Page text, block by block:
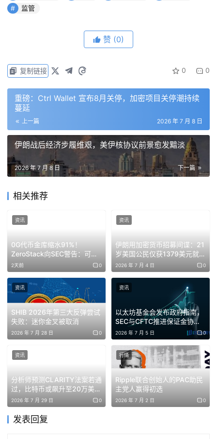
以及将与美国商品期货交易委员会（CFTC）签署谅解备忘
决于国会中期选举前的行动。
免责声明：本文提供的信息不是交易建议。BlockWeeks.com
建议在做出任何投资决策之前进行独立研究或咨询合格的专业
人士。
监管
赞 (0)
0 0
复制链接
重磅：Ctrl Wallet 宣布8月关停，加密项目关停潮持续
蔓延
上一篇 2026 年 7 月 8 日
伊朗战后经济步履维艰，美伊核协议前景愈发黯淡
下一篇
2026 年 7 月 8 日
相关推荐
0G代币金库缩水91%！
ZeroStack向SEC警告：可能
撑不过一年
2天前 0
资讯
伊朗用加密货币招募间谍：21
岁美国公民仅获1379美元就出
卖以色列机密
2026 年 7 月 4 日 0
资讯
SHIB 2026年第三大反弹尝试
失败：迷你金叉被取消
2026 年 7 月 28 日 0
资讯
以太坊基金会发布政府指南，
SEC与CFTC推进保证金协
调，SEC任命国际事务负责人
2026 年 7 月 5 日 0
资讯
分析师预测CLARITY法案若通
过，比特币或飙升至20万美
元，但前方横亘7大障碍
2026 年 7 月 29 日 0
资讯
Ripple联合创始人的PAC助民
主党人赢得初选
2026 年 7 月 2 日 0
行情
发表回复